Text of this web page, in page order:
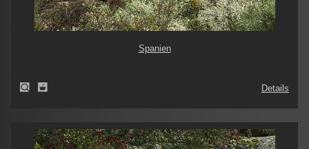
Spanien
Details